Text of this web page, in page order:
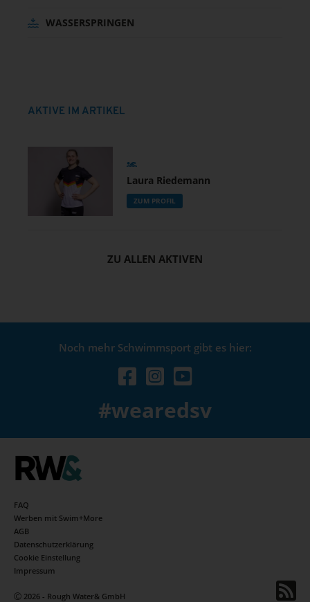
WASSERSPRINGEN
AKTIVE IM ARTIKEL
Laura Riedemann
ZUM PROFIL
ZU ALLEN AKTIVEN
Noch mehr Schwimmsport gibt es hier:
#wearedsv
FAQ
Werben mit Swim+More
AGB
Datenschutzerklärung
Cookie Einstellung
Impressum
2026 - Rough Water& GmbH